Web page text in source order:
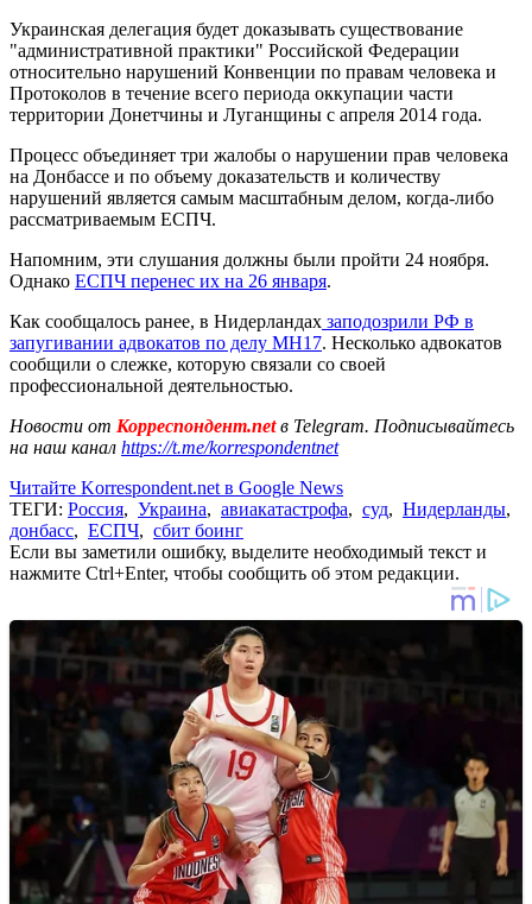
Украинская делегация будет доказывать существование
"административной практики" Российской Федерации
относительно нарушений Конвенции по правам человека и
Протоколов в течение всего периода оккупации части
территории Донетчины и Луганщины с апреля 2014 года.
Процесс объединяет три жалобы о нарушении прав человека
на Донбассе и по объему доказательств и количеству
нарушений является самым масштабным делом, когда-либо
рассматриваемым ЕСПЧ.
Напомним, эти слушания должны были пройти 24 ноября.
Однако ЕСПЧ перенес их на 26 января.
Как сообщалось ранее, в Нидерландах заподозрили РФ в
запугивании адвокатов по делу MH17. Несколько адвокатов
сообщили о слежке, которую связали со своей
профессиональной деятельностью.
Новости от Корреспондент.netв Telegram. Подписывайтесь
на наш канал https://t.me/korrespondentnet
Читайте Korrespondent.net в Google News
ТЕГИ: Россия, Украина, авиакатастрофа, суд, Нидерланды,
донбасс, ЕСПЧ, сбит боинг
Если вы заметили ошибку, выделите необходимый текст и
нажмите Ctrl+Enter, чтобы сообщить об этом редакции.